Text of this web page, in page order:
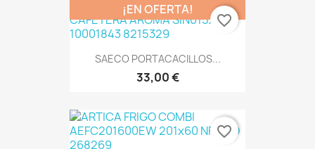
SAECO PORTACACILLOS...
33,00 €
¡EN OFERTA!
favorite_border
favorite_border